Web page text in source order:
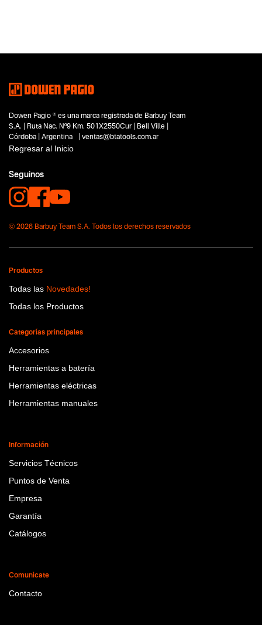
Dowen Pagio ® es una marca registrada de Barbuy Team
S.A. | Ruta Nac. Nº9 Km. 501X2550Cur | Bell Ville |
Córdoba | Argentina | ventas@btatools.com.ar
Regresar al Inicio
Seguinos
© 2026 Barbuy Team S.A. Todos los derechos reservados
Productos
Todas las Novedades!
Todas los Productos
Categorías principales
Accesorios
Herramientas a batería
Herramientas eléctricas
Herramientas manuales
Información
Servicios Técnicos
Puntos de Venta
Empresa
Garantía
Catálogos
Comunicate
Contacto